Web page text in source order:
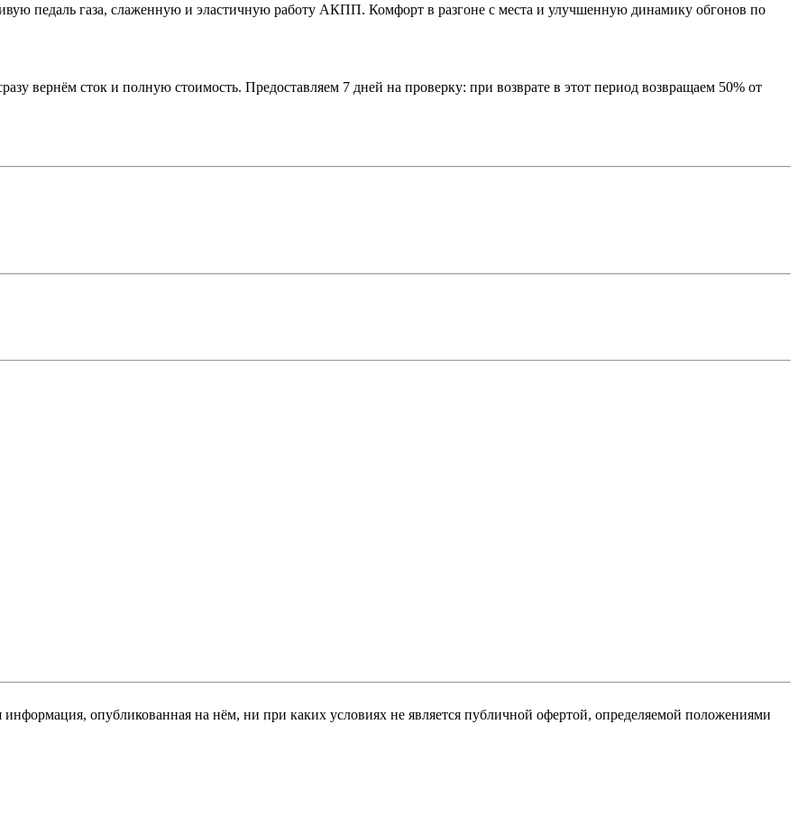
педаль газа, слаженную и эластичную работу АКПП. Комфорт в разгоне с места и улучшенную динамику обгонов по
вернём сток и полную стоимость. Предоставляем 7 дней на проверку: при возврате в этот период возвращаем 50% от
опубликованная на нём, ни при каких условиях не является публичной офертой, определяемой положениями